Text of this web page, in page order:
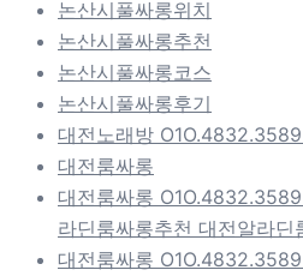
논산시풀싸롱위치
논산시풀싸롱추천
논산시풀싸롱코스
논산시풀싸롱후기
대전노래방
대전룸싸롱
대전룸싸롱
라딘룸싸롱추천 대전알라딘
대전룸싸롱